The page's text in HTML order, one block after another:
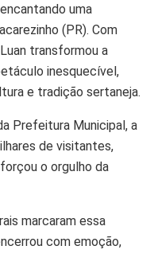
uma
(PR). Com
transformou a
inesquecível,
e tradição sertaneja.
Prefeitura Municipal, a
de visitantes,
o orgulho da
marcaram essa
com emoção,